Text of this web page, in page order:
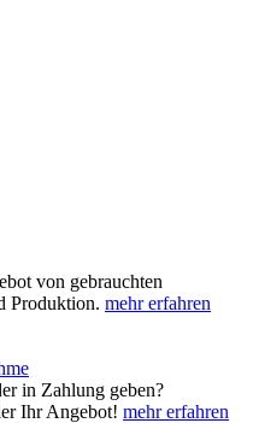
von gebrauchten
Produktion. mehr erfahren
in Zahlung geben?
Ihr Angebot! mehr erfahren